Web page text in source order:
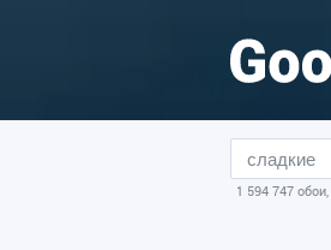
1 594 747 обои,